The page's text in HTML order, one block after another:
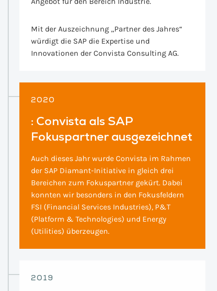
Mit der Auszeichnung „Partner des Jahres“
würdigt die SAP die Expertise und
Innovationen der Convista Consulting AG.
2020
: Convista als SAP
Fokuspartner ausgezeichnet
Auch dieses Jahr wurde Convista im Rahmen
der SAP Diamant-Initiative in gleich drei
Bereichen zum Fokuspartner gekürt. Dabei
konnten wir besonders in den Fokusfeldern
FSI (Financial Services Industries), P&T
(Platform & Technologies) und Energy
(Utilities) überzeugen.
2019